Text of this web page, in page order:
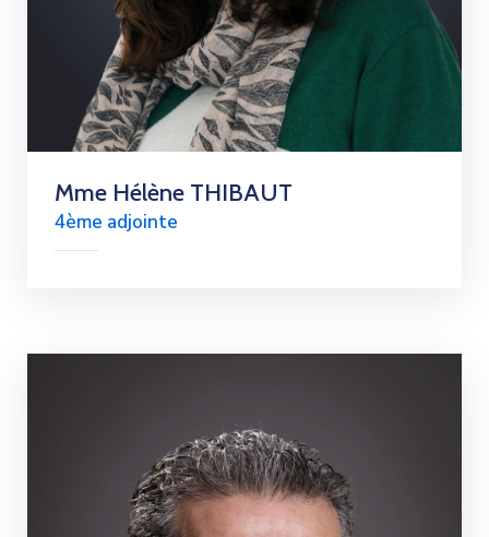
Mme Hélène THIBAUT
4ème adjointe